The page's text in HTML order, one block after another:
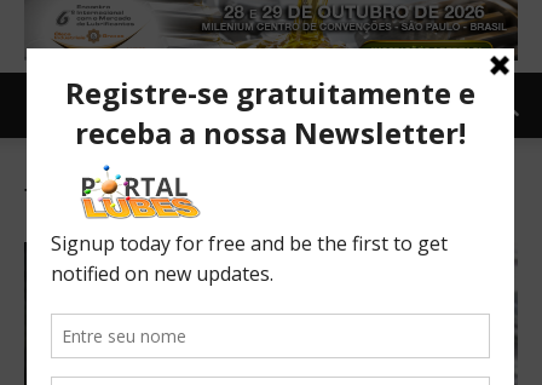
Tag: dot4